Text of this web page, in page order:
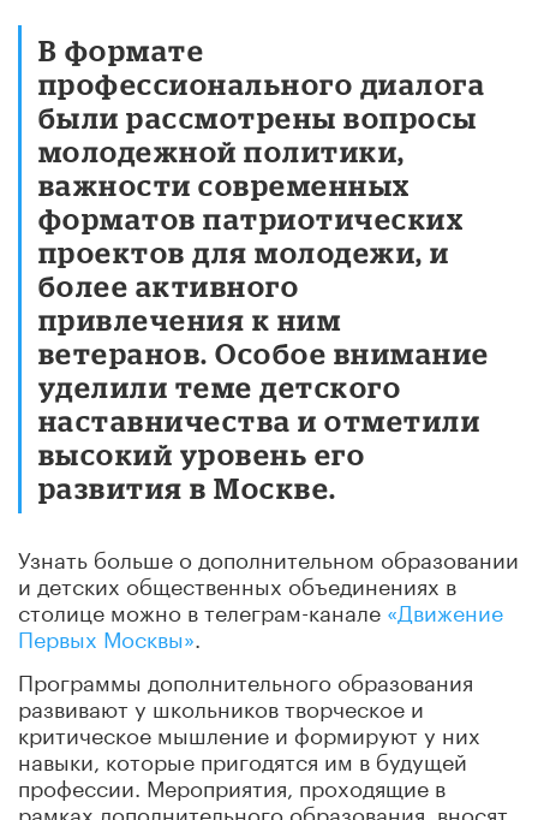
В формате
профессионального диалога
были рассмотрены вопросы
молодежной политики,
важности современных
форматов патриотических
проектов для молодежи, и
более активного
привлечения к ним
ветеранов. Особое внимание
уделили теме детского
наставничества и отметили
высокий уровень его
развития в Москве.
Узнать больше о дополнительном образовании
и детских общественных объединениях в
столице можно в телеграм-канале «Движение
Первых Москвы»
Программы дополнительного образования
развивают у школьников творческое и
критическое мышление и формируют у них
навыки, которые пригодятся им в будущей
профессии. Мероприятия, проходящие в
рамках дополнительного образования, вносят